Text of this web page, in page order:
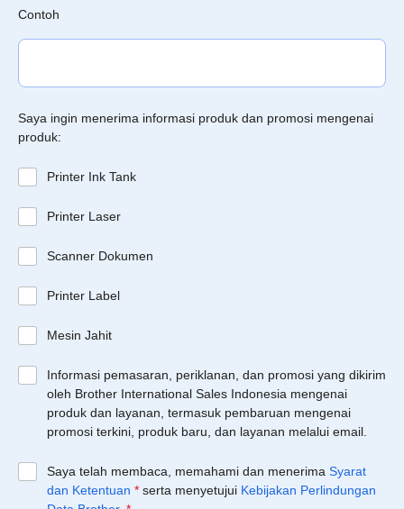
Contoh
Saya ingin menerima informasi produk dan promosi mengenai
produk:
Printer Ink Tank
Printer Laser
Scanner Dokumen
Printer Label
Mesin Jahit
Informasi pemasaran, periklanan, dan promosi yang dikirim
oleh Brother International Sales Indonesia mengenai
produk dan layanan, termasuk pembaruan mengenai
promosi terkini, produk baru, dan layanan melalui email.
Saya telah membaca, memahami dan menerima Syarat
dan Ketentuan * serta menyetujui Kebijakan Perlindungan